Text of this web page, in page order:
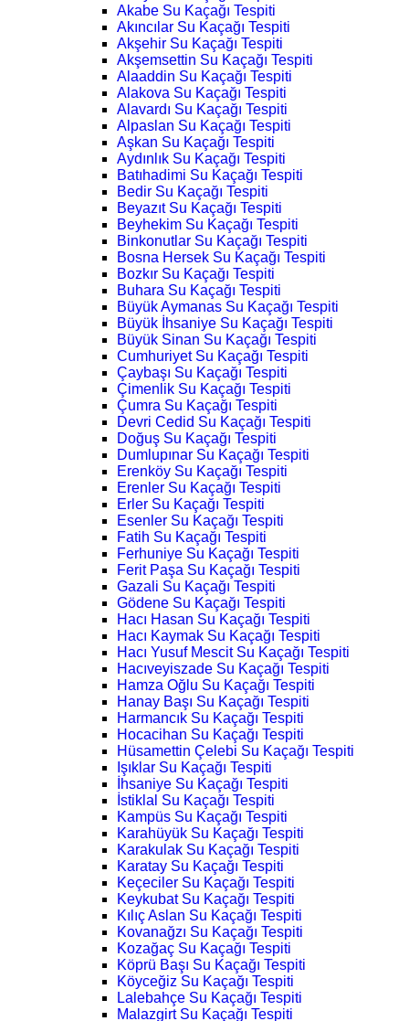
Akabe Su Kaçağı Tespiti
Akıncılar Su Kaçağı Tespiti
Akşehir Su Kaçağı Tespiti
Akşemsettin Su Kaçağı Tespiti
Alaaddin Su Kaçağı Tespiti
Alakova Su Kaçağı Tespiti
Alavardı Su Kaçağı Tespiti
Alpaslan Su Kaçağı Tespiti
Aşkan Su Kaçağı Tespiti
Aydınlık Su Kaçağı Tespiti
Batıhadimi Su Kaçağı Tespiti
Bedir Su Kaçağı Tespiti
Beyazıt Su Kaçağı Tespiti
Beyhekim Su Kaçağı Tespiti
Binkonutlar Su Kaçağı Tespiti
Bosna Hersek Su Kaçağı Tespiti
Bozkır Su Kaçağı Tespiti
Buhara Su Kaçağı Tespiti
Büyük Aymanas Su Kaçağı Tespiti
Büyük İhsaniye Su Kaçağı Tespiti
Büyük Sinan Su Kaçağı Tespiti
Cumhuriyet Su Kaçağı Tespiti
Çaybaşı Su Kaçağı Tespiti
Çimenlik Su Kaçağı Tespiti
Çumra Su Kaçağı Tespiti
Devri Cedid Su Kaçağı Tespiti
Doğuş Su Kaçağı Tespiti
Dumlupınar Su Kaçağı Tespiti
Erenköy Su Kaçağı Tespiti
Erenler Su Kaçağı Tespiti
Erler Su Kaçağı Tespiti
Esenler Su Kaçağı Tespiti
Fatih Su Kaçağı Tespiti
Ferhuniye Su Kaçağı Tespiti
Ferit Paşa Su Kaçağı Tespiti
Gazali Su Kaçağı Tespiti
Gödene Su Kaçağı Tespiti
Hacı Hasan Su Kaçağı Tespiti
Hacı Kaymak Su Kaçağı Tespiti
Hacı Yusuf Mescit Su Kaçağı Tespiti
Hacıveyiszade Su Kaçağı Tespiti
Hamza Oğlu Su Kaçağı Tespiti
Hanay Başı Su Kaçağı Tespiti
Harmancık Su Kaçağı Tespiti
Hocacihan Su Kaçağı Tespiti
Hüsamettin Çelebi Su Kaçağı Tespiti
Işıklar Su Kaçağı Tespiti
İhsaniye Su Kaçağı Tespiti
İstiklal Su Kaçağı Tespiti
Kampüs Su Kaçağı Tespiti
Karahüyük Su Kaçağı Tespiti
Karakulak Su Kaçağı Tespiti
Karatay Su Kaçağı Tespiti
Keçeciler Su Kaçağı Tespiti
Keykubat Su Kaçağı Tespiti
Kılıç Aslan Su Kaçağı Tespiti
Kovanağzı Su Kaçağı Tespiti
Kozağaç Su Kaçağı Tespiti
Köprü Başı Su Kaçağı Tespiti
Köyceğiz Su Kaçağı Tespiti
Lalebahçe Su Kaçağı Tespiti
Malazgirt Su Kaçağı Tespiti